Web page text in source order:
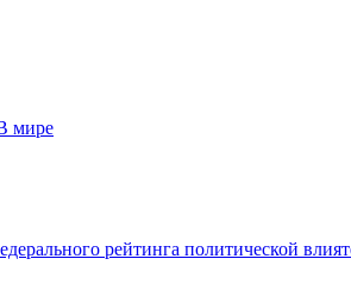
мире
рейтинга политической